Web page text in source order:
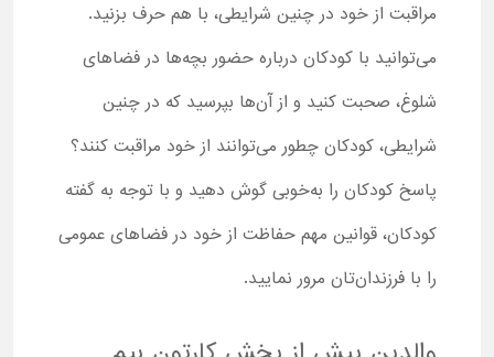
مراقبت از خود در چنین شرایطی، با هم حرف بزنید.
می‌توانید با کودکان درباره حضور بچه‌ها در فضاهای
شلوغ، صحبت کنید و از آن‌ها بپرسید که در چنین
شرایطی، کودکان چطور می‌توانند از خود مراقبت کنند؟
پاسخ کودکان را به‌خوبی گوش دهید و با توجه به گفته
کودکان، قوانین مهم حفاظت از خود در فضاهای عمومی
را با فرزندان‌تان مرور نمایید.